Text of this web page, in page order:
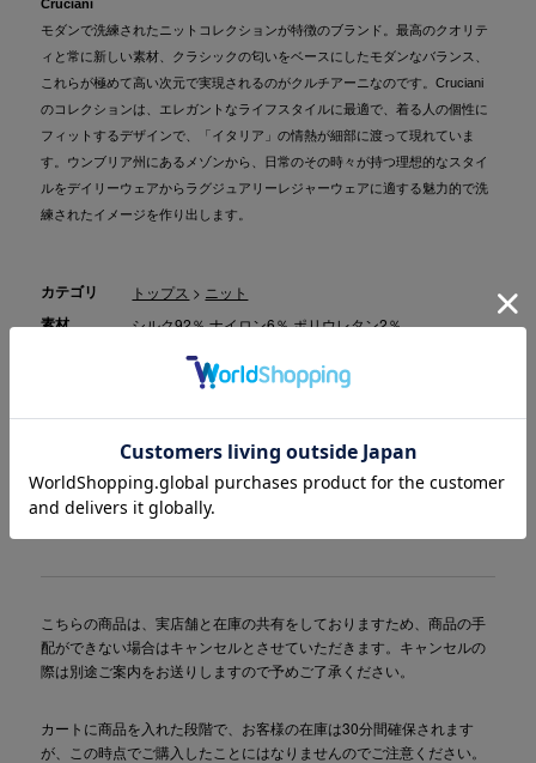
Cruciani
モダンで洗練されたニットコレクションが特徴のブランド。最高のクオリテ
ィと常に新しい素材、クラシックの匂いをベースにしたモダンなバランス、
これらが極めて高い次元で実現されるのがクルチアーニなのです。Cruciani
のコレクションは、エレガントなライフスタイルに最適で、着る人の個性に
フィットするデザインで、「イタリア」の情熱が細部に渡って現れていま
す。ウンブリア州にあるメゾンから、日常のその時々が持つ理想的なスタイ
ルをデイリーウェアからラグジュアリーレジャーウェアに適する魅力的で洗
練されたイメージを作り出します。
カテゴリ トップス > ニット
素材 シルク92％ ナイロン6％ ポリウレタン2％
2001226107007
CDM9054
こちらの商品は、実店舗と在庫の共有をしておりますため、商品の手
配ができない場合はキャンセルとさせていただきます。キャンセルの
際は別途ご案内をお送りしますので予めご了承ください。
カートに商品を入れた段階で、お客様の在庫は30分間確保されます
が、この時点でご購入したことにはなりませんのでご注意ください。